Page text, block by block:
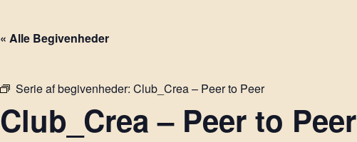
« Alle Begivenheder
Serie af begivenheder: Club_Crea – Peer to Peer
Club_Crea – Peer to Peer